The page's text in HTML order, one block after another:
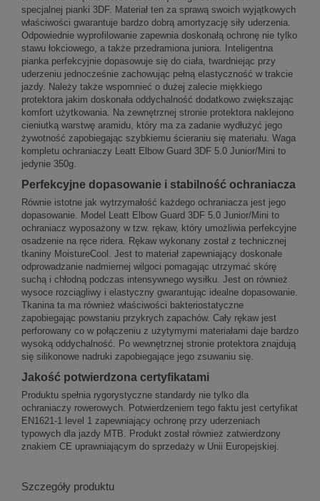
specjalnej pianki 3DF. Materiał ten za sprawą swoich wyjątkowych
właściwości gwarantuje bardzo dobrą amortyzację siły uderzenia.
Odpowiednie wyprofilowanie zapewnia doskonałą ochronę nie tylko
stawu łokciowego, a także przedramiona juniora. Inteligentna
pianka perfekcyjnie dopasowuje się do ciała, twardniejąc przy
uderzeniu jednocześnie zachowując pełną elastyczność w trakcie
jazdy. Należy także wspomnieć o dużej zalecie miękkiego
protektora jakim doskonała oddychalność dodatkowo zwiększając
komfort użytkowania. Na zewnętrznej stronie protektora naklejono
cieniutką warstwę aramidu, który ma za zadanie wydłużyć jego
żywotność zapobiegając szybkiemu ścieraniu się materiału. Waga
kompletu ochraniaczy Leatt Elbow Guard 3DF 5.0 Junior/Mini to
jedynie 350g.
Perfekcyjne dopasowanie i stabilność ochraniacza
Równie istotne jak wytrzymałość każdego ochraniacza jest jego
dopasowanie. Model Leatt Elbow Guard 3DF 5.0 Junior/Mini to
ochraniacz wyposażony w tzw. rękaw, który umożliwia perfekcyjne
osadzenie na ręce ridera. Rękaw wykonany został z technicznej
tkaniny MoistureCool. Jest to materiał zapewniający doskonałe
odprowadzanie nadmiernej wilgoci pomagając utrzymać skórę
suchą i chłodną podczas intensywnego wysiłku. Jest on również
wysoce rozciągliwy i elastyczny gwarantując idealne dopasowanie.
Tkanina ta ma również właściwości bakteriostatyczne
zapobiegając powstaniu przykrych zapachów. Cały rękaw jest
perforowany co w połączeniu z użytymymi materiałami daje bardzo
wysoką oddychalność. Po wewnętrznej stronie protektora znajdują
się silikonowe nadruki zapobiegające jego zsuwaniu się.
Jakość potwierdzona certyfikatami
Produktu spełnia rygorystyczne standardy nie tylko dla
ochraniaczy rowerowych. Potwierdzeniem tego faktu jest certyfikat
EN1621-1 level 1 zapewniający ochronę przy uderzeniach
typowych dla jazdy MTB. Produkt został również zatwierdzony
znakiem CE uprawniającym do sprzedaży w Unii Europejskiej.
Szczegóły produktu